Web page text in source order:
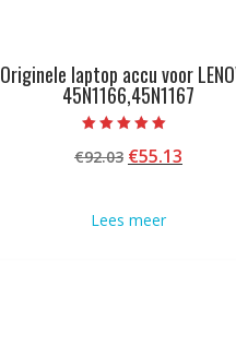
Originele laptop accu voor
45N1166,45N1167
5.00
van 5
€92.03
€92.03.
€55.13Huidige
Lees meer